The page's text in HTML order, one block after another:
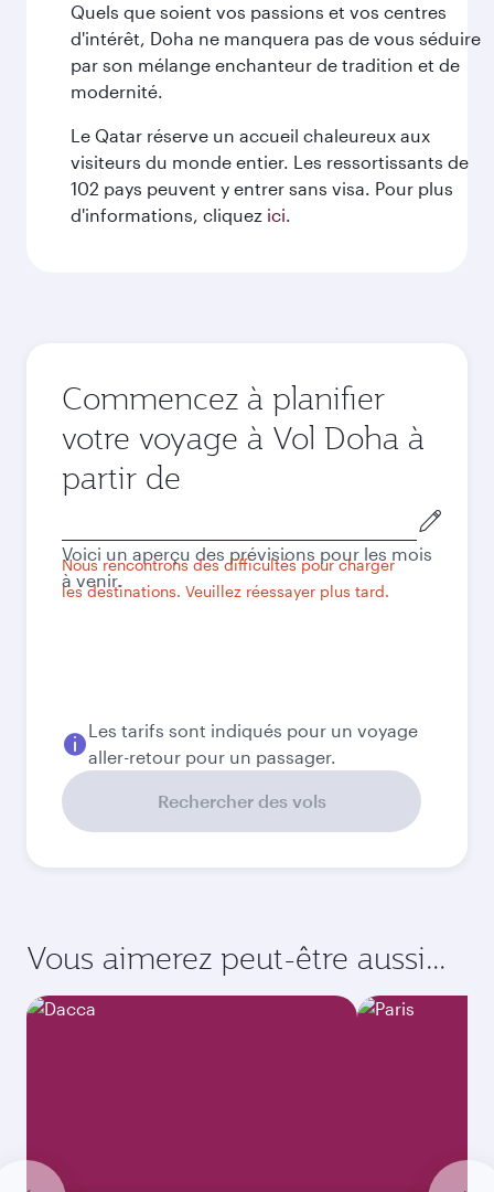
Quels que soient vos passions et vos centres
d'intérêt, Doha ne manquera pas de vous séduire
par son mélange enchanteur de tradition et de
modernité.
Le Qatar réserve un accueil chaleureux aux
visiteurs du monde entier. Les ressortissants de
102 pays peuvent y entrer sans visa. Pour plus
d'informations, cliquez ici.
Commencez à planifier
votre voyage à Vol Doha à
partir de
de
départ
Nous rencontrons des difficultés pour charger
les destinations. Veuillez réessayer plus tard.
Voici un aperçu des prévisions pour les mois
à venir.
Les tarifs sont indiqués pour un voyage
aller-retour pour un passager.
Rechercher des vols
Vous aimerez peut-être aussi...